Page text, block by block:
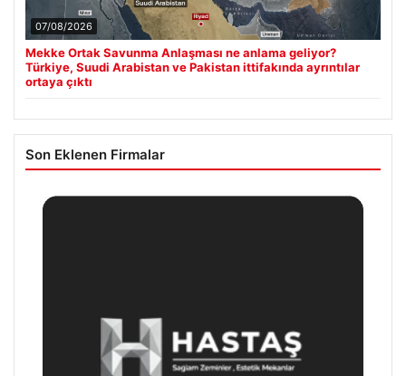
07/08/2026
Mekke Ortak Savunma Anlaşması ne anlama geliyor?
Türkiye, Suudi Arabistan ve Pakistan ittifakında ayrıntılar
ortaya çıktı
Son Eklenen Firmalar